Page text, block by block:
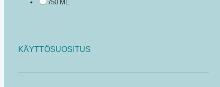
750 ML
KÄYTTÖSUOSITUS